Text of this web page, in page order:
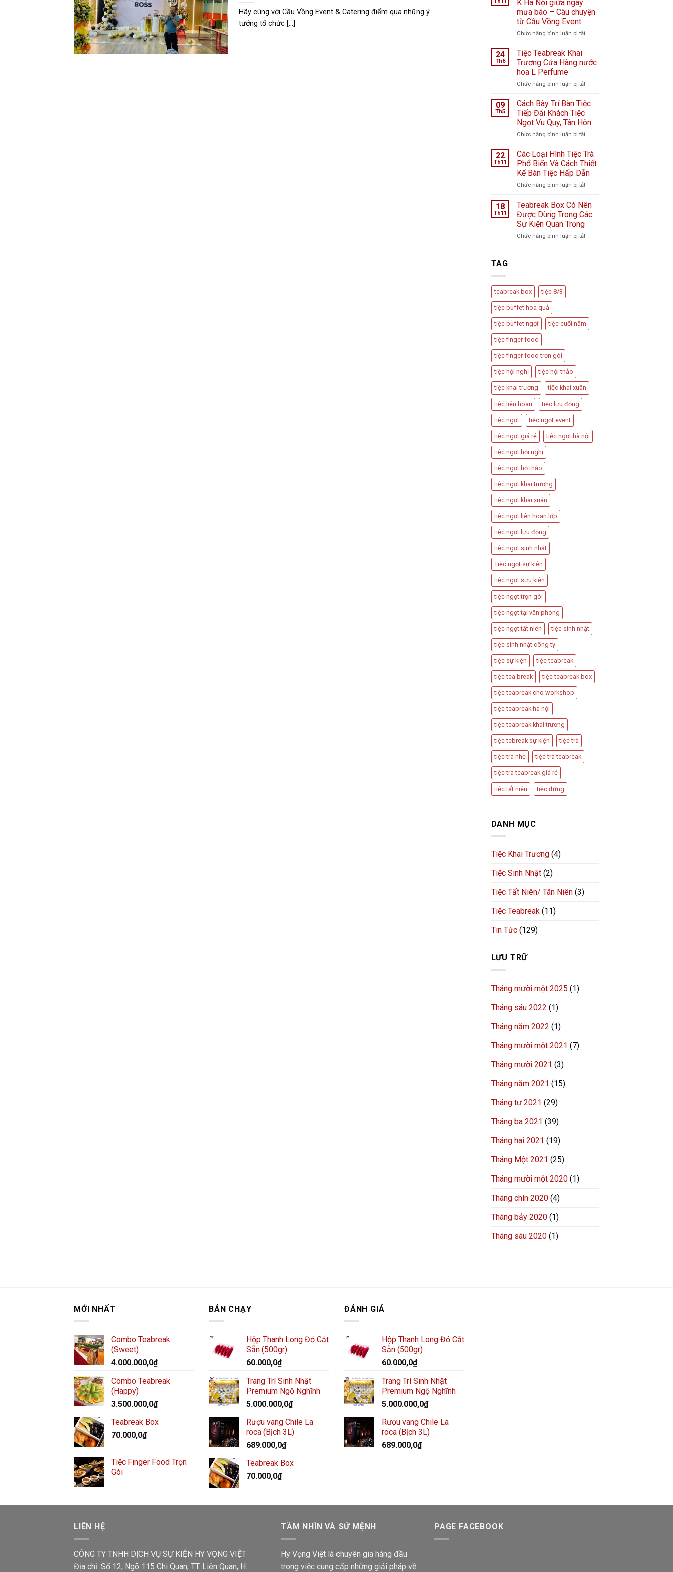
Hãy cùng với Cầu Vồng Event & Catering điểm qua những ý
tưởng tổ chức [...]
K Hà Nội giữa ngày
mưa bão – Câu chuyện
từ Cầu Vồng Event
Chức năng bình luận bị tắtở
tại
Bệnh
K
Nội
giữa
ngày
mưa
bão
Câu
chuyện
từ
Cầu
Vồng
24
Th6
Tiệc Teabreak Khai
Trương Cửa Hàng nước
hoa L Perfume
Chức năng bình luận bị tắtở
Teabreak
Khai
Cửa
Hàng
hoa
L
Perfume
09
Th5
Cách Bày Trí Bàn Tiệc
Tiếp Đãi Khách Tiệc
Ngọt Vu Quy, Tân Hôn
Chức năng bình luận bị tắtở
Bày
Trí
Bàn
Tiệc
Tiếp
Khách
Tiệc
Vu
Quy,
22
Th11
Các Loại Hình Tiệc Trà
Phổ Biến Và Cách Thiết
Kế Bàn Tiệc Hấp Dẫn
Chức năng bình luận bị tắtở
Loại
Hình
Tiệc
Trà
Phổ
18
Th11
Teabreak Box Có Nên
Được Dùng Trong Các
Sự Kiện Quan Trọng
Chức năng bình luận bị tắtở
Kiện
Quan
TAG
teabreak box tiệc 8/3
tiệc buffet hoa quả
tiệc buffet ngọt tiệc cuối năm
tiệc finger food
tiệc finger food trọn gói
tiệc hội nghị tiệc hội thảo
tiệc khai trương tiệc khai xuân
tiệc liên hoan tiệc lưu động
tiệc ngọt tiệc ngọt event
tiệc ngọt giá rẻ tiệc ngọt hà nội
tiệc ngọt hội nghị
tiệc ngọt hộ thảo
tiệc ngọt khai trương
tiệc ngọt khai xuân
tiệc ngọt liên hoan lớp
tiệc ngọt lưu động
tiệc ngọt sinh nhật
Tiệc ngọt sự kiện
tiệc ngọt sựu kiện
tiệc ngọt trọn gói
tiệc ngọt tại văn phòng
tiệc ngọt tất niên tiệc sinh nhật
tiệc sinh nhật công ty
tiệc sự kiện tiệc teabreak
tiệc tea break tiệc teabreak box
tiệc teabreak cho workshop
tiệc teabreak hà nội
tiệc teabreak khai trương
tiệc tebreak sự kiện tiệc trà
tiệc trà nhẹ tiệc trà teabreak
tiệc trà teabreak giá rẻ
tiệc tất niên tiệc đứng
DANH MỤC
Tiệc Khai Trương(4)
Tiệc Sinh Nhật(2)
Tiệc Tất Niên/ Tân Niên(3)
Tiệc Teabreak(11)
Tin Tức(129)
LƯU TRỮ
Tháng mười một 2025 (1)
Tháng sáu 2022 (1)
Tháng năm 2022 (1)
Tháng mười một 2021 (7)
Tháng mười 2021 (3)
Tháng năm 2021 (15)
Tháng tư 2021 (29)
Tháng ba 2021 (39)
Tháng hai 2021 (19)
Tháng Một 2021 (25)
Tháng mười một 2020(1)
Tháng chín 2020(4)
Tháng bảy 2020(1)
Tháng sáu 2020(1)
MỚI NHẤT
Combo Teabreak
(Sweet)
4.000.000,0₫
Combo Teabreak
(Happy)
3.500.000,0₫
Teabreak Box
70.000,0₫
Tiệc Finger Food Trọn
Gói
BÁN CHẠY
Hộp Thanh Long Đỏ Cắt
Sẵn (500gr)
60.000,0₫
Trang Trí Sinh Nhật
Premium Ngộ Nghĩnh
5.000.000,0₫
Rượu vang Chile La
roca (Bịch 3L)
689.000,0₫
Teabreak Box
70.000,0₫
ĐÁNH GIÁ
Hộp Thanh Long Đỏ Cắt
Sẵn (500gr)
60.000,0₫
Trang Trí Sinh Nhật
Premium Ngộ Nghĩnh
5.000.000,0₫
Rượu vang Chile La
roca (Bịch 3L)
689.000,0₫
LIÊN HỆ
CÔNG TY TNHH DỊCH VỤ SỰ KIỆN HY VỌNG VIỆT
Địa chỉ: Số 12, Ngõ 115 Chi Quan, TT. Liên Quan, H.
TẦM NHÌN VÀ SỨ MỆNH
Hy Vọng Việt là chuyên gia hàng đầu
trong việc cung cấp những giải pháp về
PAGE FACEBOOK